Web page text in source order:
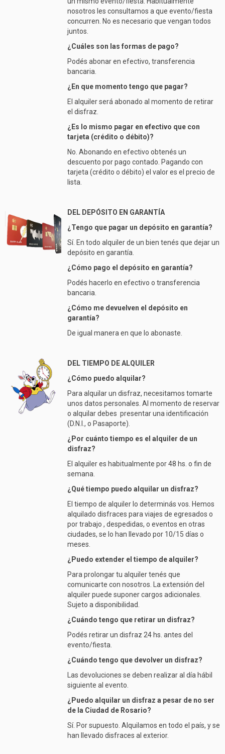
nosotros les consultamos a que evento/fiesta
concurren. No es necesario que vengan todos
juntos.
¿Cuáles son las formas de pago?
Podés abonar en efectivo, transferencia
bancaria.
¿En que momento tengo que pagar?
El alquiler será abonado al momento de retirar
el disfraz.
¿Es lo mismo pagar en efectivo que con
tarjeta (crédito o débito)?
No. Abonando en efectivo obtenés un
descuento por pago contado. Pagando con
tarjeta (crédito o débito) el valor es el precio de
lista.
DEL DEPÓSITO EN GARANTÍA
¿Tengo que pagar un depósito en garantía?
Sí. En todo alquiler de un bien tenés que dejar un
depósito en garantía.
¿Cómo pago el depósito en garantía?
Podés hacerlo en efectivo o transferencia
bancaria.
¿Cómo me devuelven el depósito en
garantía?
De igual manera en que lo abonaste.
DEL TIEMPO DE ALQUILER
¿Cómo puedo alquilar?
Para alquilar un disfraz, necesitamos tomarte
unos datos personales. Al momento de reservar
o alquilar debes presentar una identificación
(D.N.I., o Pasaporte).
¿Por cuánto tiempo es el alquiler de un
disfraz?
El alquiler es habitualmente por 48 hs. o fin de
semana.
¿Qué tiempo puedo alquilar un disfraz?
El tiempo de alquiler lo determinás vos. Hemos
alquilado disfraces para viajes de egresados o
por trabajo , despedidas, o eventos en otras
ciudades, se lo han llevado por 10/15 días o
meses.
¿Puedo extender el tiempo de alquiler?
Para prolongar tu alquiler tenés que
comunicarte con nosotros. La extensión del
alquiler puede suponer cargos adicionales.
Sujeto a disponibilidad.
¿Cuándo tengo que retirar un disfraz?
Podés retirar un disfraz 24 hs. antes del
evento/fiesta.
¿Cuándo tengo que devolver un disfraz?
Las devoluciones se deben realizar al día hábil
siguiente al evento.
¿Puedo alquilar un disfraz a pesar de no ser
de la Ciudad de Rosario?
Sí. Por supuesto. Alquilamos en todo el país, y se
han llevado disfraces al exterior.